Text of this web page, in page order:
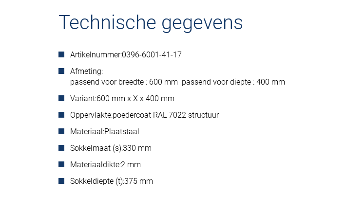
Technische gegevens
Artikelnummer:0396-6001-41-17
Afmeting:
passend voor breedte : 600 mm passend voor diepte : 400 mm
Variant:600 mm x X x 400 mm
Oppervlakte:poedercoat RAL 7022 structuur
Materiaal:Plaatstaal
Sokkelmaat (s):330 mm
Materiaaldikte:2 mm
Sokkeldiepte (t):375 mm